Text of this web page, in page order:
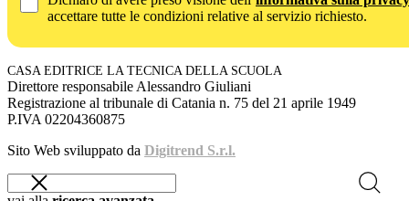
accettare tutte le condizioni relative al servizio richiesto.
CASA EDITRICE LA TECNICA DELLA SCUOLA
Direttore responsabile Alessandro Giuliani
Registrazione al tribunale di Catania n. 75 del 21 aprile 1949
P.IVA 02204360875
Sito Web sviluppato da Digitrend S.r.l.